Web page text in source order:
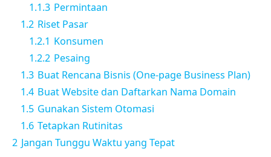
1.1.3 Permintaan
1.2 Riset Pasar
1.2.1 Konsumen
1.2.2 Pesaing
1.3 Buat Rencana Bisnis (One-page Business Plan)
1.4 Buat Website dan Daftarkan Nama Domain
1.5 Gunakan Sistem Otomasi
1.6 Tetapkan Rutinitas
2 Jangan Tunggu Waktu yang Tepat